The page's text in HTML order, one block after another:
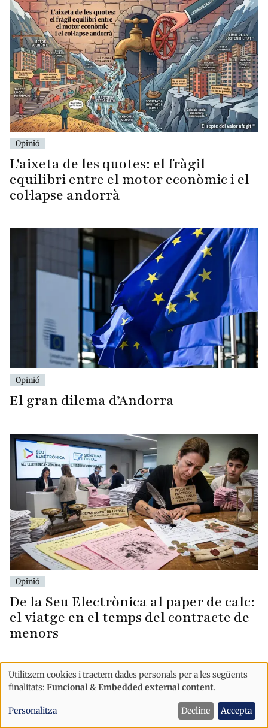
Opinió
L'aixeta de les quotes: el fràgil
equilibri entre el motor econòmic i el
col·lapse andorrà
Opinió
El gran dilema d’Andorra
Opinió
De la Seu Electrònica al paper de calc:
el viatge en el temps del contracte de
menors
Ús
de
dades
Utilitzem cookies i tractem dades personals per a les següents
finalitats: Funcional & Embedded external content.
Personalitza Decline Accepta